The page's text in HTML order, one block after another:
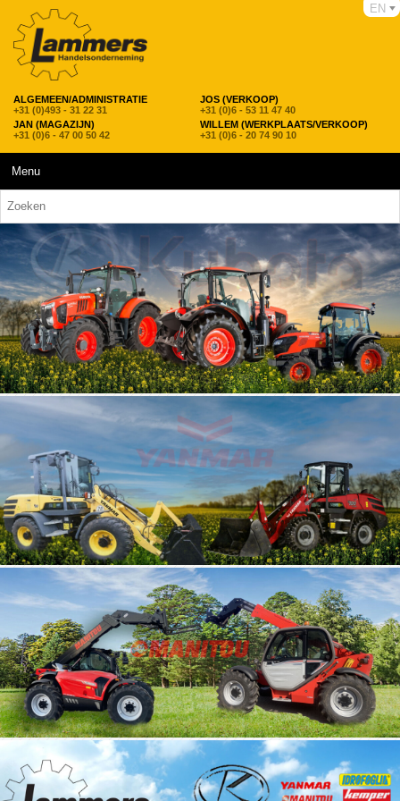
ALGEMEEN/ADMINISTRATIE
+31 (0)493 - 31 22 31
JOS (VERKOOP)
+31 (0)6 - 53 11 47 40
JAN (MAGAZIJN)
+31 (0)6 - 47 00 50 42
WILLEM (WERKPLAATS/VERKOOP)
+31 (0)6 - 20 74 90 10
EN
Menu